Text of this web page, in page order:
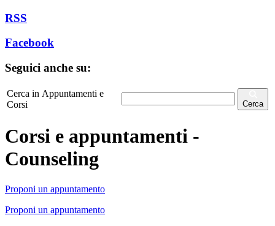
RSS
Facebook
Seguici anche su:
Cerca in Appuntamenti e
Corsi
Cerca
Corsi e appuntamenti -
Counseling
Proponi un appuntamento
Proponi un appuntamento